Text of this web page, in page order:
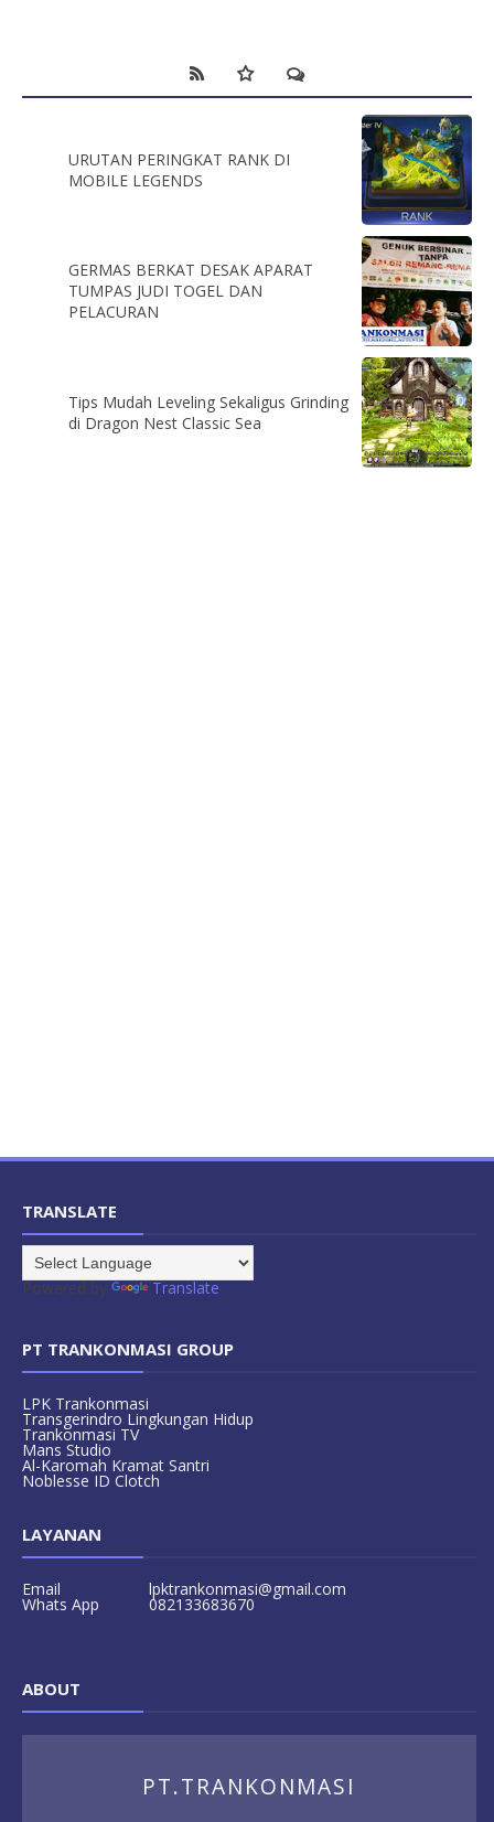
URUTAN PERINGKAT RANK DI
MOBILE LEGENDS
GERMAS BERKAT DESAK APARAT
TUMPAS JUDI TOGEL DAN
PELACURAN
Tips Mudah Leveling Sekaligus Grinding
di Dragon Nest Classic Sea
TRANSLATE
Powered by Translate
PT TRANKONMASI GROUP
LPK Trankonmasi
Transgerindro Lingkungan Hidup
Trankonmasi TV
Mans Studio
Al-Karomah Kramat Santri
Noblesse ID Clotch
LAYANAN
Email lpktrankonmasi@gmail.com
Whats App 082133683670
ABOUT
PT.TRANKONMASI